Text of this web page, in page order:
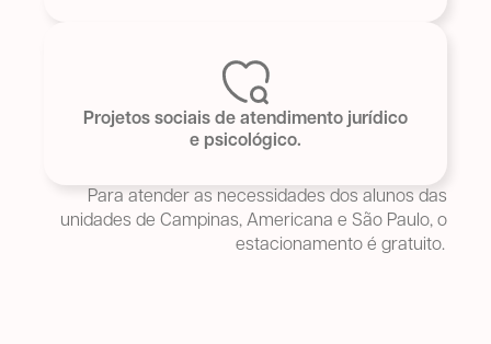
Projetos sociais de atendimento jurídico
e psicológico.
Para atender as necessidades dos alunos das
unidades de Campinas, Americana e São Paulo, o
estacionamento é gratuito.